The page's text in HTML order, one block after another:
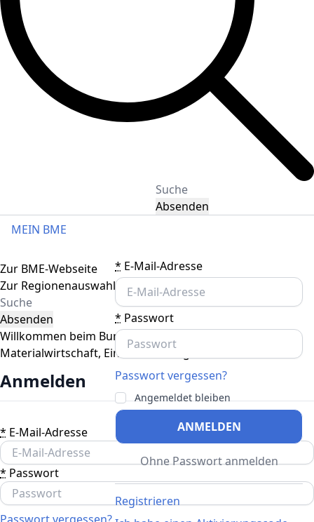
Absenden
MEIN BME
* E-Mail-Adresse
* Passwort
Passwort vergessen?
Angemeldet bleiben
ANMELDEN
Ohne Passwort anmelden
Registrieren
Toggle navigation
Zur BME-Webseite
Zur Regionenauswahl
Absenden
Willkommen beim Bundesverband
Materialwirtschaft, Einkauf und Logistik
Anmelden
* E-Mail-Adresse
* Passwort